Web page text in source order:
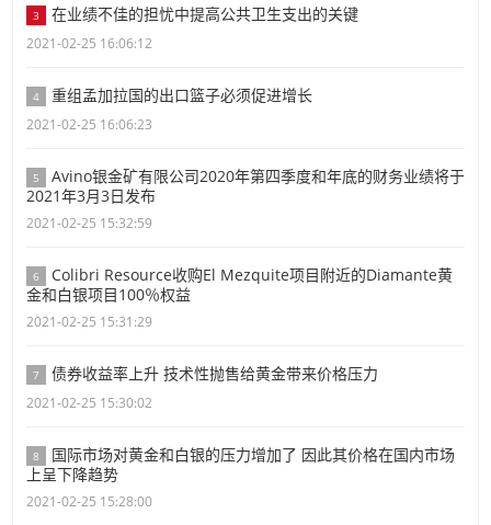
3 在业绩不佳的担忧中提高公共卫生支出的关键
2021-02-25 16:06:12
4 重组孟加拉国的出口篮子必须促进增长
2021-02-25 16:06:23
5
Avino银金矿有限公司2020年第四季度和年底的财务业绩将于
2021年3月3日发布
2021-02-25 15:32:59
6
Colibri Resource收购El Mezquite项目附近的Diamante黄
金和白银项目100％权益
2021-02-25 15:31:29
7 债券收益率上升 技术性抛售给黄金带来价格压力
2021-02-25 15:30:02
8
国际市场对黄金和白银的压力增加了 因此其价格在国内市场
上呈下降趋势
2021-02-25 15:28:00